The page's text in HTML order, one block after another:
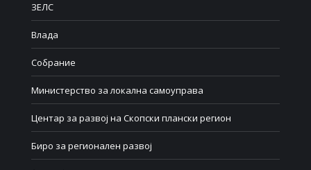
ЗЕЛС
Влада
Собрание
Министерство за локална самоуправа
Центар за развој на Скопски плански регион
Биро за регионален развој